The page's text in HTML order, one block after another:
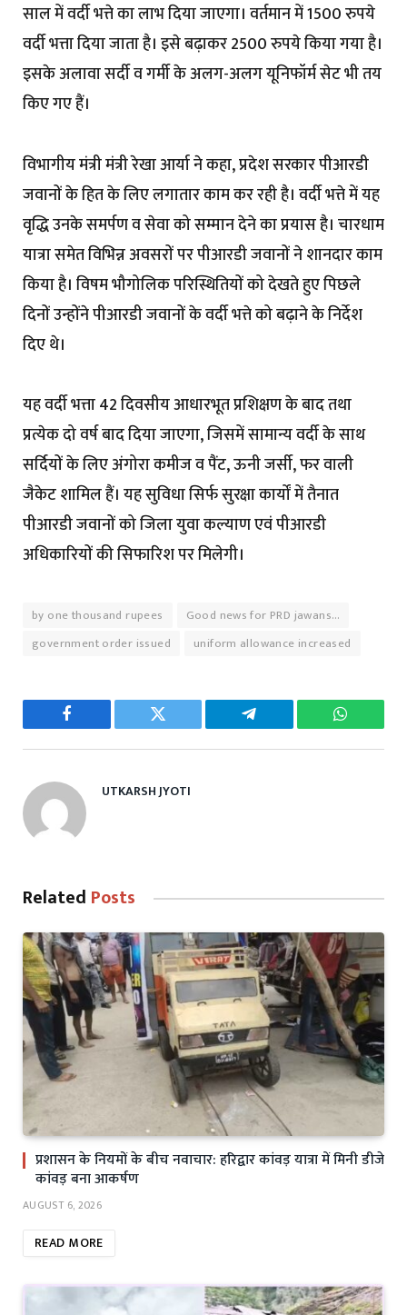
साल में वर्दी भत्ते का लाभ दिया जाएगा। वर्तमान में 1500 रुपये
वर्दी भत्ता दिया जाता है। इसे बढ़ाकर 2500 रुपये किया गया है।
इसके अलावा सर्दी व गर्मी के अलग-अलग यूनिफॉर्म सेट भी तय
किए गए हैं।
विभागीय मंत्री मंत्री रेखा आर्या ने कहा, प्रदेश सरकार पीआरडी
जवानों के हित के लिए लगातार काम कर रही है। वर्दी भत्ते में यह
वृद्धि उनके समर्पण व सेवा को सम्मान देने का प्रयास है। चारधाम
यात्रा समेत विभिन्न अवसरों पर पीआरडी जवानों ने शानदार काम
किया है। विषम भौगोलिक परिस्थितियों को देखते हुए पिछले
दिनों उन्होंने पीआरडी जवानों के वर्दी भत्ते को बढ़ाने के निर्देश
दिए थे।
यह वर्दी भत्ता 42 दिवसीय आधारभूत प्रशिक्षण के बाद तथा
प्रत्येक दो वर्ष बाद दिया जाएगा, जिसमें सामान्य वर्दी के साथ
सर्दियों के लिए अंगोरा कमीज व पैंट, ऊनी जर्सी, फर वाली
जैकेट शामिल हैं। यह सुविधा सिर्फ सुरक्षा कार्यों में तैनात
पीआरडी जवानों को जिला युवा कल्याण एवं पीआरडी
अधिकारियों की सिफारिश पर मिलेगी।
by one thousand rupees
Good news for PRD jawans…
government order issued
uniform allowance increased
Facebook Twitter Telegram
UTKARSH JYOTI
Related Posts
प्रशासन के नियमों के बीच नवाचार: हरिद्वार कांवड़ यात्रा में मिनी डीजे
कांवड़ बना आकर्षण
AUGUST 6, 2026
READ MORE